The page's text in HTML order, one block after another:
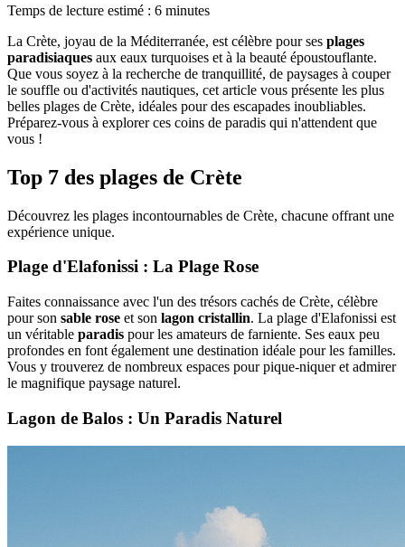
Temps de lecture estimé : 6 minutes
La Crète, joyau de la Méditerranée, est célèbre pour ses plages
paradisiaques aux eaux turquoises et à la beauté époustouflante.
Que vous soyez à la recherche de tranquillité, de paysages à couper
le souffle ou d'activités nautiques, cet article vous présente les plus
belles plages de Crète, idéales pour des escapades inoubliables.
Préparez-vous à explorer ces coins de paradis qui n'attendent que
vous !
Top 7 des plages de Crète
Découvrez les plages incontournables de Crète, chacune offrant une
expérience unique.
Plage d'Elafonissi : La Plage Rose
Faites connaissance avec l'un des trésors cachés de Crète, célèbre
pour son sable rose et son lagon cristallin. La plage d'Elafonissi est
un véritable paradis pour les amateurs de farniente. Ses eaux peu
profondes en font également une destination idéale pour les familles.
Vous y trouverez de nombreux espaces pour pique-niquer et admirer
le magnifique paysage naturel.
Lagon de Balos : Un Paradis Naturel